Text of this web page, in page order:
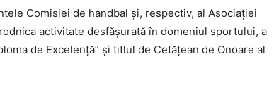
Comisiei de handbal şi, respectiv, al Asociaţiei
activitate desfăşurată în domeniul sportului, a
de Excelenţă” şi titlul de Cetăţean de Onoare al